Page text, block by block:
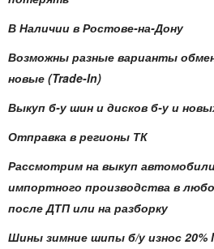
В Наличии в Ростове-на-Дону
Возможны разные варианты
новые (Trade-In)
Выкуп б-у шин и дисков б-у и
Отправка в регионы ТК
Рассмотрим на выкуп
импортного производства в
после ДТП или на разборку
Шины зимние шипы б/у износ 20%